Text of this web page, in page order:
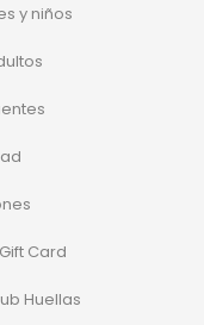
y niños
Card
Huellas